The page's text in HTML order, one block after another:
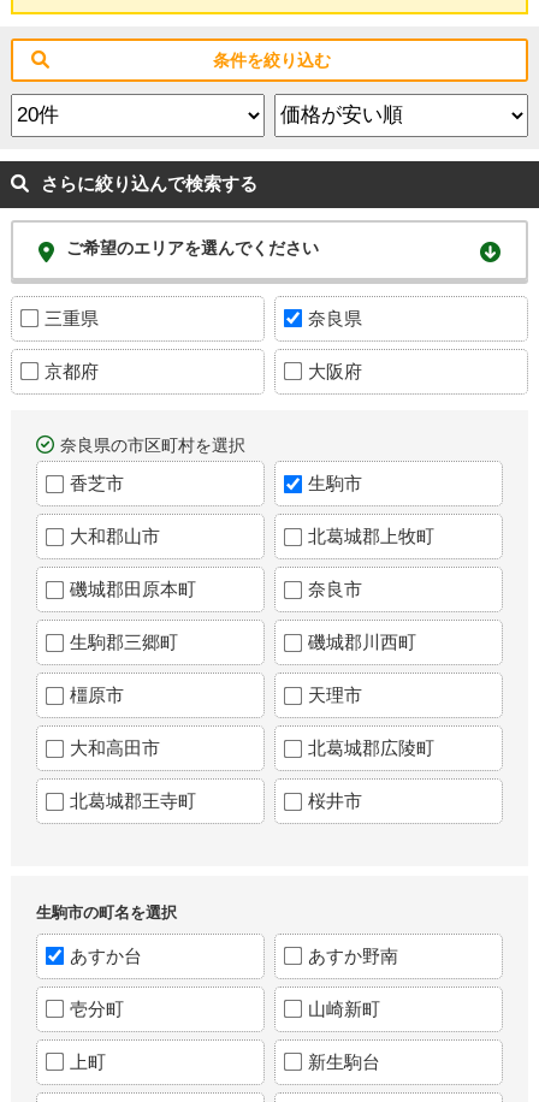
条件を絞り込む
さらに絞り込んで検索する
ご希望のエリアを選んでください
三重県 奈良県
京都府 大阪府
奈良県の市区町村を選択
香芝市 生駒市
大和郡山市 北葛城郡上牧町
磯城郡田原本町 奈良市
生駒郡三郷町 磯城郡川西町
橿原市 天理市
大和高田市 北葛城郡広陵町
北葛城郡王寺町 桜井市
生駒市の町名を選択
あすか台 あすか野南
壱分町 山崎新町
上町 新生駒台